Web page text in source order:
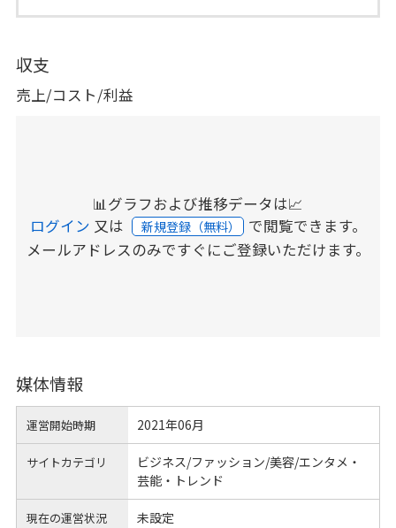
収支
売上/コスト/利益
📊グラフおよび推移データは📈
ログイン 又は 新規登録（無料） で閲覧できます。
メールアドレスのみですぐにご登録いただけます。
媒体情報
運営開始時期 2021年06月
サイトカテゴリ
ビジネス/ファッション/美容/エンタメ・
芸能・トレンド
現在の運営状況 未設定